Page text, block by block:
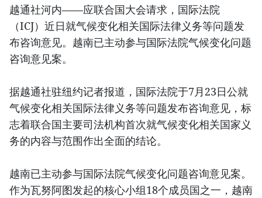
越通社河内——应联合国大会请求，国际法院
（ICJ）近日就气候变化相关国际法律义务等问题发
布咨询意见。越南已主动参与国际法院气候变化问题
咨询意见案。
据越通社驻纽约记者报道，国际法院于7月23日公就
气候变化相关国际法律义务等问题发布咨询意见，标
志着联合国主要司法机构首次就气候变化相关国家义
务的内容与范围作出全面的结论。
越南已主动参与国际法院气候变化问题咨询意见案。
作为瓦努阿图发起的核心小组18个成员国之一，越南